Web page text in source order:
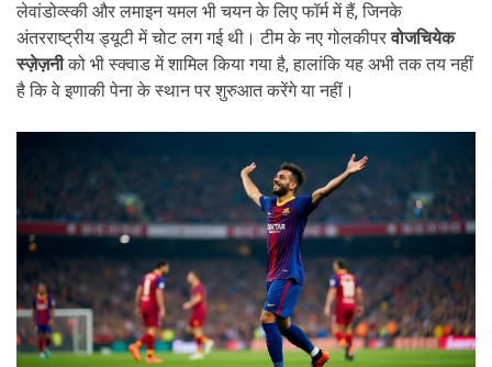
लेवांडोव्स्की और लमाइन यमल भी चयन के लिए फॉर्म में हैं, जिनके
अंतरराष्ट्रीय ड्यूटी में चोट लग गई थी। टीम के नए गोलकीपरवोजचियेक
स्ज़ेज़नीको भी स्क्वाड में शामिल किया गया है, हालांकि यह अभी तक तय नहीं
है कि वे इणाकी पेना के स्थान पर शुरुआत करेंगे या नहीं।